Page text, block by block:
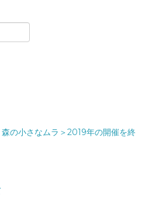
の小さなムラ＞2019年の開催を終